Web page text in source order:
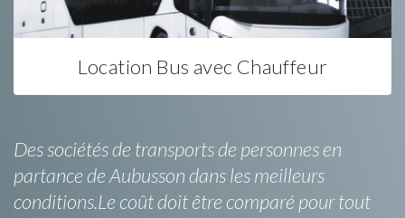
Location Bus avec Chauffeur
Des sociétés de transports de personnes en
partance de Aubusson dans les meilleurs
conditions.Le coût doit être comparé pour tout